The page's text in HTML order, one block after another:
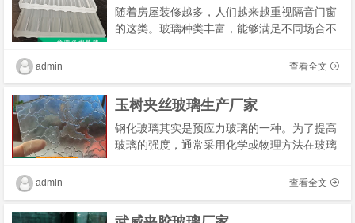
随着房屋装修越多，人们越来越重视隔音门窗
的这类。玻璃种类丰富，能够满足不同场合不
玻璃的天然优势充分发挥，还能够调整其性
查看全文
admin
玉树夹丝玻璃生产厂家
钢化玻璃其实是预应力玻璃的一种。为了提高
玻璃的强度，通常采用化学或物理方法在玻璃
抵消表面应力，从而提高承载能力，增强玻璃
查看全文
admin